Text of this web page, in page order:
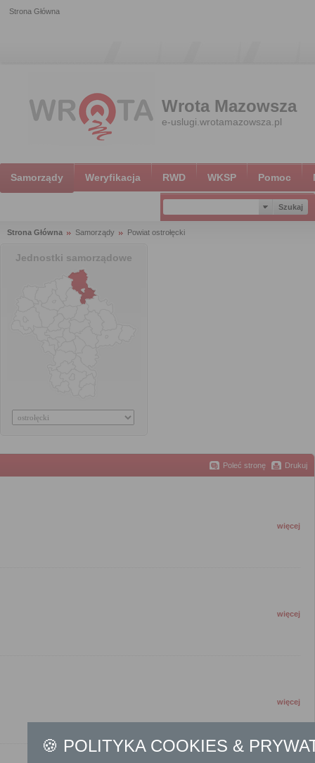
Strona Główna
Wrota Mazowsza
e-uslugi.wrotamazowsza.pl
Samorządy Weryfikacja RWD WKSP Pomoc
Strona Główna Samorządy Powiat ostrołęcki
Jednostki samorządowe
Poleć stronę Drukuj
więcej
więcej
więcej
🍪 POLITYKA COOKIES &